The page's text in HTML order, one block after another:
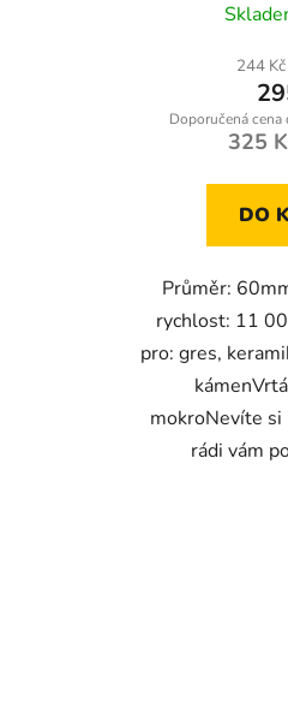
244
325
DO
Průměr:
rychlost: 11
pro: gres,
mokroNevíte si
rádi vám